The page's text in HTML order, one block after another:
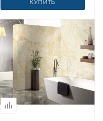
КУПИТЬ